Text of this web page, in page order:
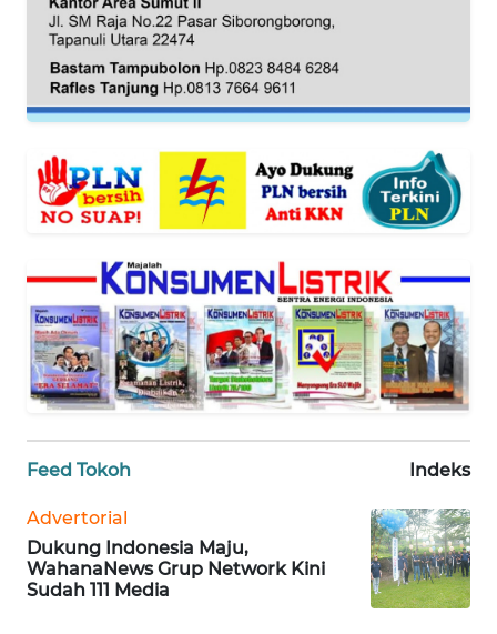
Feed Tokoh Indeks
Advertorial
Dukung Indonesia Maju,
WahanaNews Grup Network Kini
Sudah 111 Media
WN
JABAR
WN
WN
NTT
WN
KEPRI
WN
PAPUA
PAPUA
WN
RIAU